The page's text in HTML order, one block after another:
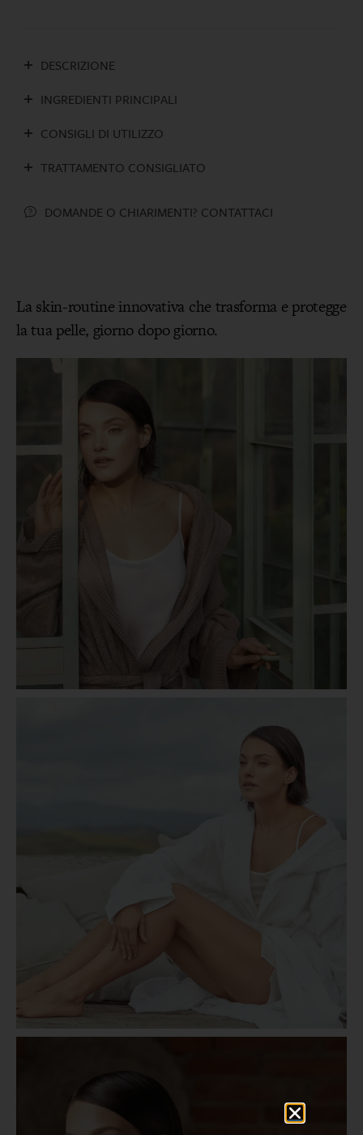
DESCRIZIONE
INGREDIENTI PRINCIPALI
CONSIGLI DI UTILIZZO
TRATTAMENTO CONSIGLIATO
DOMANDE O CHIARIMENTI? CONTATTACI
La skin-routine innovativa che trasforma e protegge
la tua pelle, giorno dopo giorno.